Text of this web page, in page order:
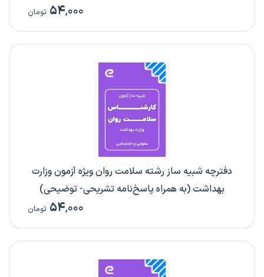
۵۴,۰۰۰ تومان
دفترچه شبیه ساز رشته سلامت روان ویژه آزمون وزارت
بهداشت (به همراه پاسخ‌نامه تشریحی- توضیحی)
۵۴,۰۰۰ تومان